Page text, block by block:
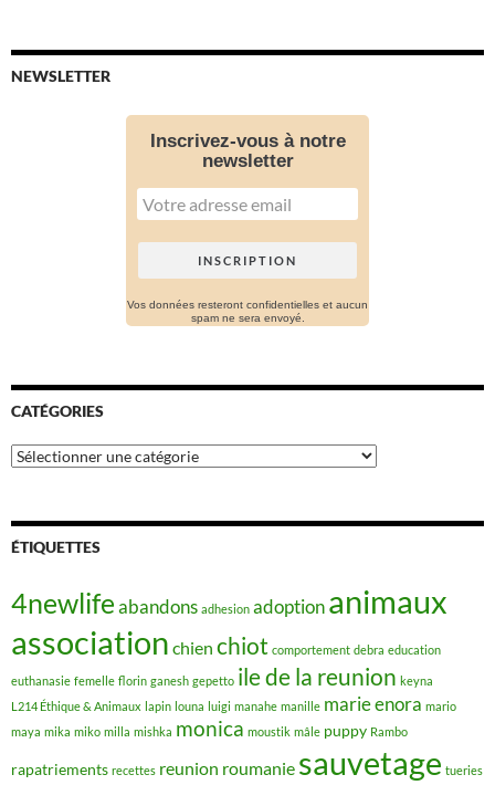
NEWSLETTER
Inscrivez-vous à notre
newsletter
Vos données resteront confidentielles et aucun
spam ne sera envoyé.
CATÉGORIES
Catégories
ÉTIQUETTES
4newlifeabandons adhesion adoptionanimaux
association chien chiot comportement debra education
euthanasie femelle florin ganesh gepetto ile de la reunion keyna
L214 Éthique & Animaux lapin louna luigi manahe manille marie enora mario
maya mika miko milla mishka monica moustik mâle puppy Rambo
rapatriements recettes reunion roumanie sauvetage tueries